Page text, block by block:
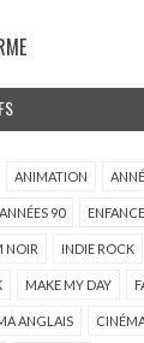
ANIMATION
ANNÉES 90 ENFANCE
NOIR INDIE ROCK
MAKE MY DAY
ANGLAIS